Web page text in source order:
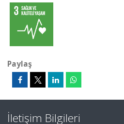
Paylaş
İletişim Bilgileri